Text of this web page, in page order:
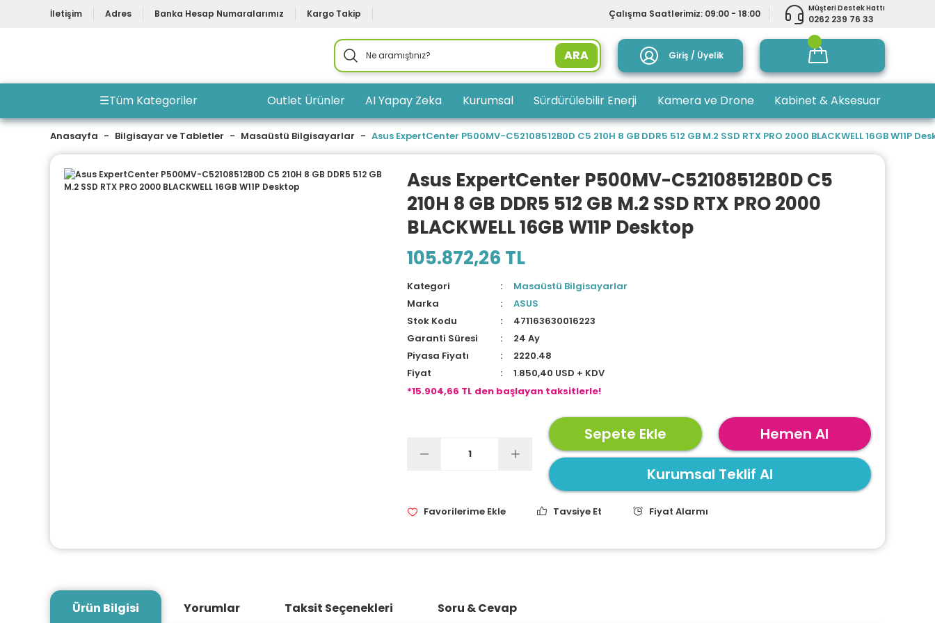
İletişim Adres Banka Hesap Numaralarımız Kargo Takip Çalışma Saatlerimiz: 09:00 - 18:00 Müşteri Destek Hattı
0262 239 76 33
ARA Giriş / Üyelik
☰Tüm Kategoriler Outlet Ürünler AI Yapay Zeka Kurumsal Sürdürülebilir Enerji Kamera ve Drone Kabinet & Aksesuar
Anasayfa Bilgisayar ve Tabletler Masaüstü Bilgisayarlar Asus ExpertCenter P500MV-C52108512B0D C5 210H 8 GB DDR5 512 GB M.2 SSD RTX PRO 2000 BLACKWELL 16GB W11P
Asus ExpertCenter P500MV-C52108512B0D C5
210H 8 GB DDR5 512 GB M.2 SSD RTX PRO 2000
BLACKWELL 16GB W11P Desktop
105.872,26 TL
Kategori
Masaüstü Bilgisayarlar
Marka
ASUS
Stok Kodu
471163630016223
Garanti Süresi
24 Ay
Piyasa Fiyatı
2220.48
Fiyat
1.850,40 USD + KDV
*15.904,66 TL den başlayan taksitlerle!
Sepete Ekle Hemen Al
Kurumsal Teklif Al
Tavsiye Et Fiyat Alarmı
Ürün Bilgisi Yorumlar Taksit Seçenekleri Soru & Cevap